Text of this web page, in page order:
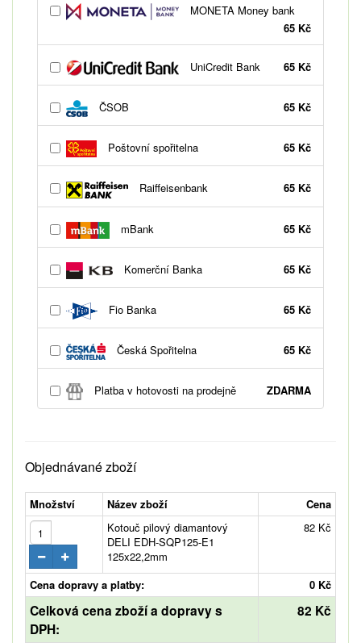
MONETA Money bank
65 Kč
UniCredit Bank 65 Kč
ČSOB 65 Kč
Poštovní spořitelna 65 Kč
Raiffeisenbank 65 Kč
mBank 65 Kč
Komerční Banka 65 Kč
Fio Banka 65 Kč
Česká Spořitelna 65 Kč
Platba v hotovosti na prodejně ZDARMA
Objednávané zboží
Množství Název zboží
Cena
Kotouč pilový diamantový
DELI EDH-SQP125-E1
125x22,2mm
82 Kč
Cena dopravy a platby: 0 Kč
Celková cena zboží a dopravy s
DPH:
82 Kč